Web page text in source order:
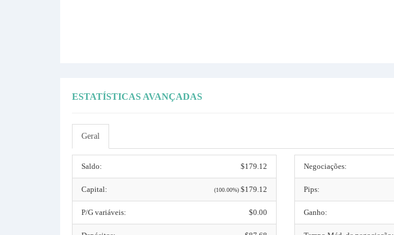
ESTATÍSTICAS AVANÇADAS
Geral
Saldo: $179.12
Capital: (100.00%)$179.12
P/G variáveis: $0.00
Negociações:
Pips:
Ganho: